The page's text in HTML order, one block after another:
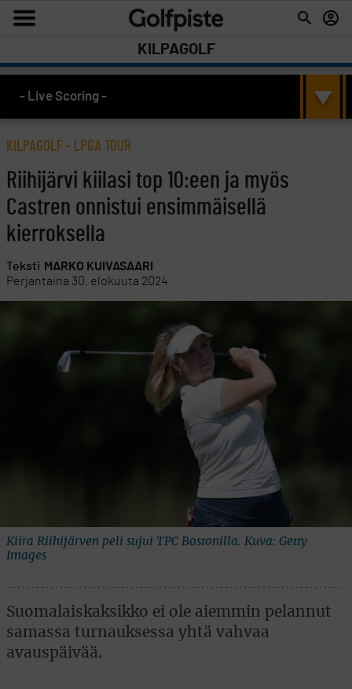
KILPAGOLF
- Live Scoring -
KILPAGOLF - LPGA TOUR
Riihijärvi kiilasi top 10:een ja myös
Castren onnistui ensimmäisellä
kierroksella
Teksti MARKO KUIVASAARI
Perjantaina 30. elokuuta 2024
Kiira Riihijärven peli sujui TPC Bostonilla. Kuva: Getty
Images
Suomalaiskaksikko ei ole aiemmin pelannut
samassa turnauksessa yhtä vahvaa
avauspäivää.